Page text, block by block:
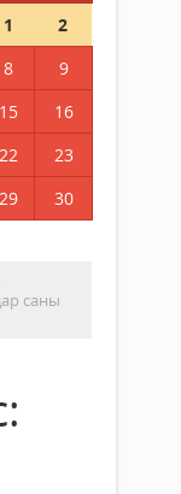
1
2
8
9
15
16
22
23
29
30
саны